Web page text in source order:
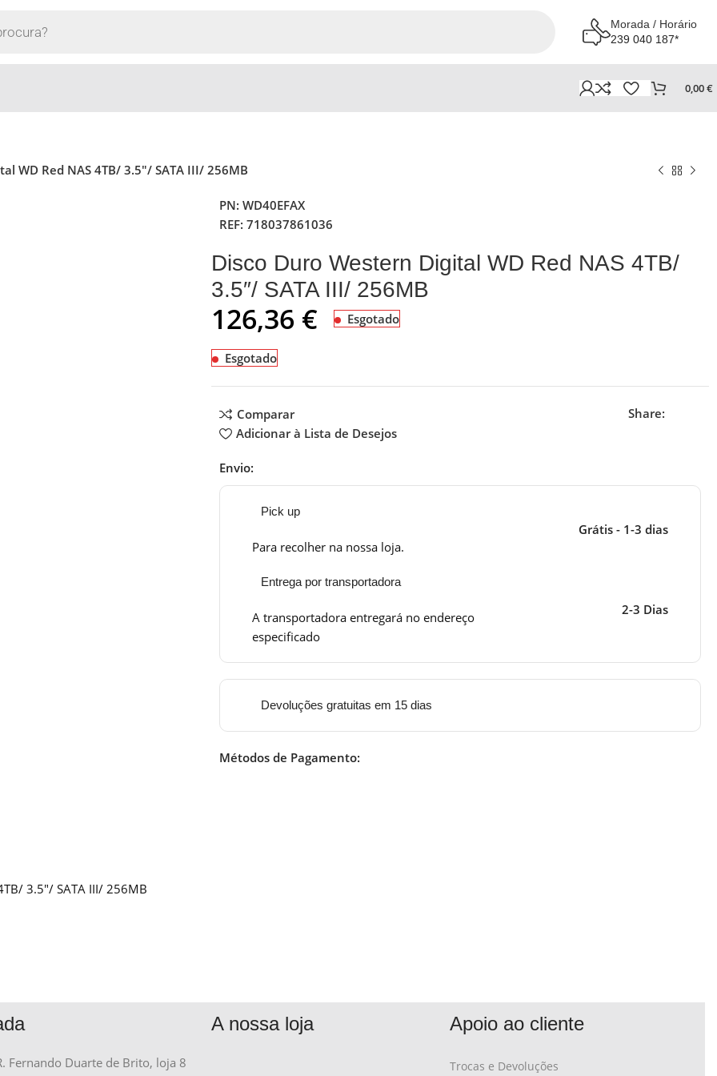
Morada / Horário
239 040 187*
0,00€
WD Red NAS 4TB/ 3.5″/ SATA III/ 256MB
PN: WD40EFAX
REF: 718037861036
Disco Duro Western Digital WD Red NAS 4TB/
3.5″/ SATA III/ 256MB
126,36 € Esgotado
Esgotado
Comparar
Adicionar à Lista de Desejos
Share:
Envio:
Pick up
Para recolher na nossa loja.
Grátis - 1-3 dias
Entrega por transportadora
A transportadora entregará no endereço
especificado
2-3 Dias
Devoluções gratuitas em 15 dias
Métodos de Pagamento:
3.5″/ SATA III/ 256MB
Fernando Duarte de Brito, loja 8
A nossa loja Apoio ao cliente
Trocas e Devoluções